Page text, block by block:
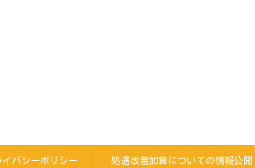
イバシーポリシー 処遇改善加算についての情報公開